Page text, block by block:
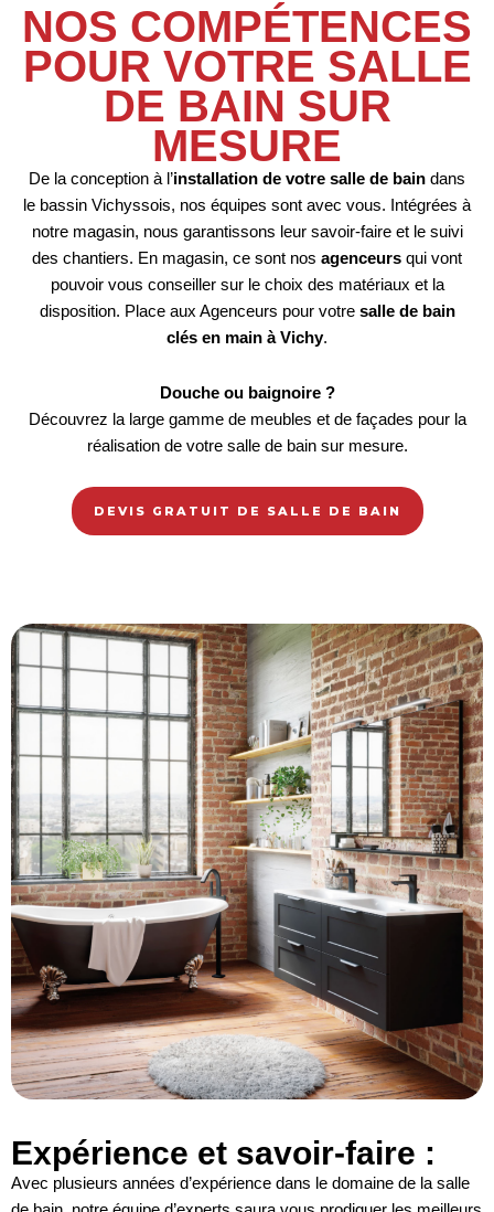
NOS COMPÉTENCES
POUR VOTRE SALLE
DE BAIN SUR
MESURE
De la conception à l’installation de votre salle de bain dans
le bassin Vichyssois, nos équipes sont avec vous. Intégrées à
notre magasin, nous garantissons leur savoir-faire et le suivi
des chantiers. En magasin, ce sont nos agenceurs qui vont
pouvoir vous conseiller sur le choix des matériaux et la
disposition. Place aux Agenceurs pour votre salle de bain
clés en main à Vichy.
Douche ou baignoire ?
Découvrez la large gamme de meubles et de façades pour la
réalisation de votre salle de bain sur mesure.
DEVIS GRATUIT DE SALLE DE BAIN
Expérience et savoir-faire :
Avec plusieurs années d’expérience dans le domaine de la salle